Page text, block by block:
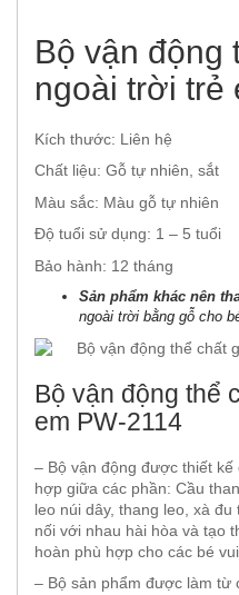
Bộ vận động
ngoài trời trẻ
Kích thước: Liên hệ
Chất liệu: Gỗ tự nhiên, sắt
Màu sắc: Màu gỗ tự nhiên
Độ tuổi sử dụng: 1 – 5 tuổi
Bảo hành: 12 tháng
Sản phẩm khác nên
ngoài trời bằng gỗ cho
Bộ vận động thể
em PW-2114
– Bộ vận động được thiết
hợp giữa các phần: Cầu
leo núi dây, thang leo, xà
nối với nhau hài hòa và tạo
hoàn phù hợp cho các bé
– Bộ sản phẩm được làm từ